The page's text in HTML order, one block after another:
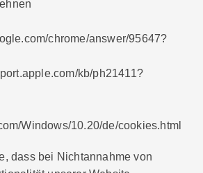
chrome/answer/95647?
kb/ph21411?
Windows/10.20/de/cookies.html
dass bei Nichtannahme von